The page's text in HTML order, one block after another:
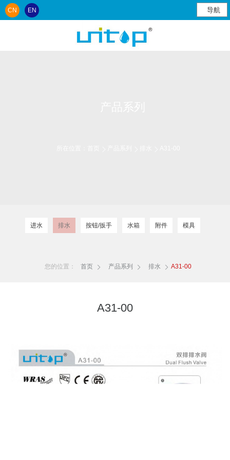
CN EN
进水 排水 按钮/扳手 水箱 附件 模具
您的位置： 首页 产品系列 排水 A31-00
A31-00
导航